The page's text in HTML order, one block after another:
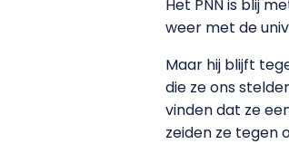
Het PNN is blij
weer met de
Maar hij blijft
die ze ons
vinden dat ze
zeiden ze tegen